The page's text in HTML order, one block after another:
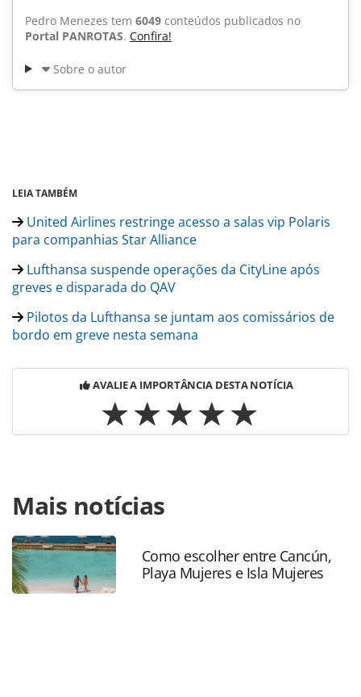
Pedro Menezes tem 6049 conteúdos publicados no
Portal PANROTAS. Confira!
Sobre o autor
LEIA TAMBÉM
United Airlines restringe acesso a salas vip Polaris
para companhias Star Alliance
Lufthansa suspende operações da CityLine após
greves e disparada do QAV
Pilotos da Lufthansa se juntam aos comissários de
bordo em greve nesta semana
AVALIE A IMPORTÂNCIA DESTA NOTÍCIA
https://www.panrotas.com.br/aviacao/empresas/2026/04/
anuncia-corte-de-20-mil-voos-de-curta-distancia-ate-
outubro_227863.html ou as ferramentas oferecidas na
página. Todo o conteúdo produzido pela PANROTAS
Editora é protegido pela legislação brasileira sobre direito
autoral. Não reproduza o conteúdo sem autorização da
Mais notícias
Como escolher entre Cancún,
Playa Mujeres e Isla Mujeres